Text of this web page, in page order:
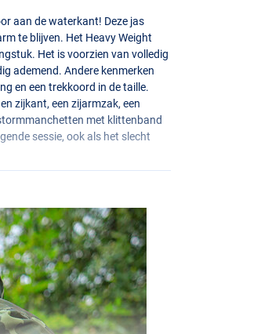
aan de waterkant! Deze jas
te blijven. Het Heavy Weight
Het is voorzien van volledig
ademend. Andere kenmerken
en een trekkoord in de taille.
zijkant, een zijarmzak, een
met klittenband
sessie, ook als het slecht